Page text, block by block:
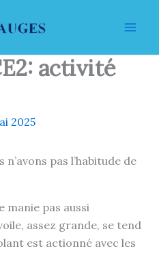
activité
2025
pas l’habitude de
manie pas aussi
assez grande, se tend
est actionné avec les